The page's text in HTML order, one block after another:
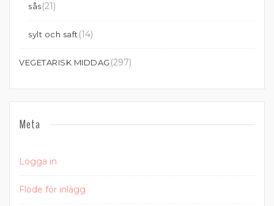
sås(21)
sylt och saft (14)
VEGETARISK MIDDAG (297)
Meta
Logga in
Flöde för inlägg